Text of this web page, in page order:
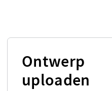
Ontwerp
uploaden